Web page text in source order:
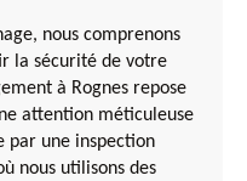
nous comprenons
la sécurité de votre
à Rognes repose
attention méticuleuse
par une inspection
nous utilisons des